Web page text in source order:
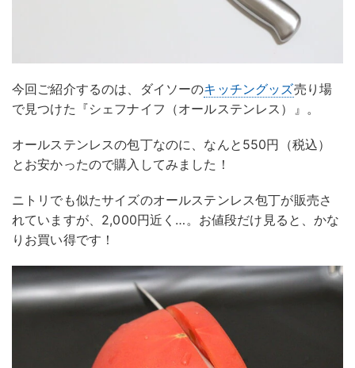
今回ご紹介するのは、ダイソーのキッチングッズ売り場
で見つけた『シェフナイフ（オールステンレス）』。
オールステンレスの包丁なのに、なんと550円（税込）
とお安かったので購入してみました！
ニトリでも似たサイズのオールステンレス包丁が販売さ
れていますが、2,000円近く…。お値段だけ見ると、かな
りお買い得です！